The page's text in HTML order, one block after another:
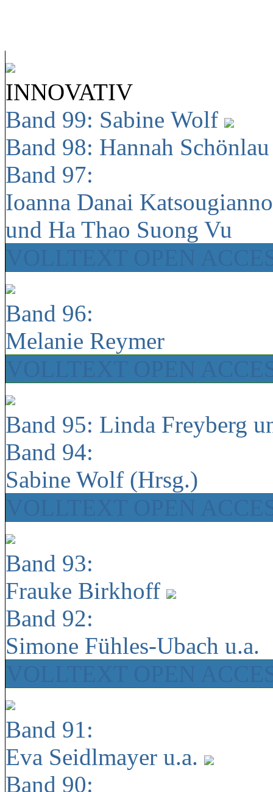
INNOVATIV
Band 99: Sabine Wolf
Band 98: Hannah
Band 97:
Ioanna Danai
und Ha Thao Suong Vu
Band 96:
Melanie Reymer
Band 95: Linda Freyberg
Band 94:
Sabine Wolf (Hrsg.)
Band 93:
Frauke Birkhoff
Band 92:
Simone Fühles-Ubach u.a.
Band 91:
Eva Seidlmayer u.a.
Band 90: